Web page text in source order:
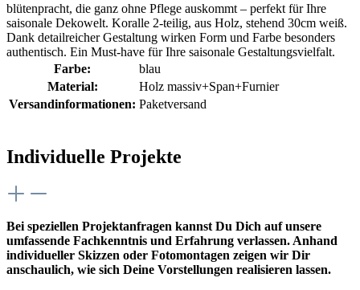
blütenpracht, die ganz ohne Pflege auskommt – perfekt für Ihre
saisonale Dekowelt. Koralle 2-teilig, aus Holz, stehend 30cm weiß.
Dank detailreicher Gestaltung wirken Form und Farbe besonders
authentisch. Ein Must-have für Ihre saisonale Gestaltungsvielfalt.
Farbe:
blau
Material:
Holz massiv+Span+Furnier
Versandinformationen: Paketversand
Individuelle Projekte
Bei speziellen Projektanfragen kannst Du Dich auf unsere
umfassende Fachkenntnis und Erfahrung verlassen. Anhand
individueller Skizzen oder Fotomontagen zeigen wir Dir
anschaulich, wie sich Deine Vorstellungen realisieren lassen.